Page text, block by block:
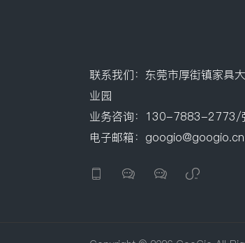
联系我们：东莞市厚街镇家具
业园
业务咨询：130-7883-2773/
电子邮箱：googio@googio.cn
   